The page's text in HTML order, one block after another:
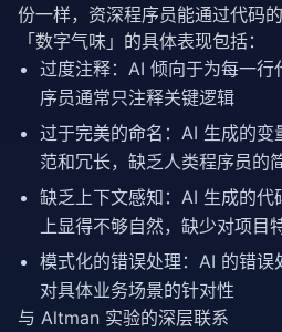
份一样，资深程序员能通过代码
「数字气味」的具体表现包括：
过度注释：AI 倾向于为每一行
序员通常只注释关键逻辑
过于完美的命名：AI 生成的
范和冗长，缺乏人类程序员的
缺乏上下文感知：AI 生成的
上显得不够自然，缺少对项目
模式化的错误处理：AI 的错误
对具体业务场景的针对性
与 Altman 实验的深层联系